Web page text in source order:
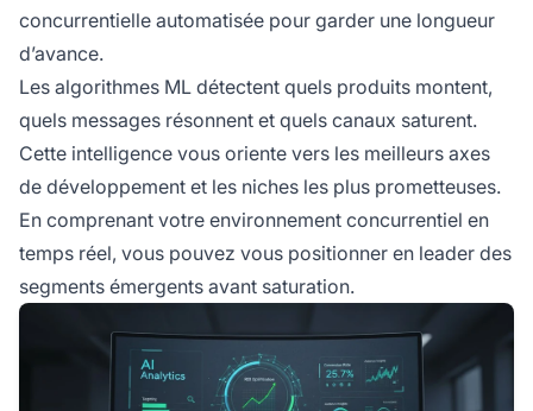
concurrentielle automatisée pour garder une longueur
d’avance.
Les algorithmes ML détectent quels produits montent,
quels messages résonnent et quels canaux saturent.
Cette intelligence vous oriente vers les meilleurs axes
de développement et les niches les plus prometteuses.
En comprenant votre environnement concurrentiel en
temps réel, vous pouvez vous positionner en leader des
segments émergents avant saturation.